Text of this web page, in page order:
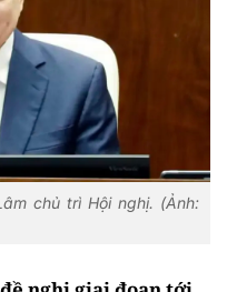
chủ trì Hội nghị. (Ảnh: